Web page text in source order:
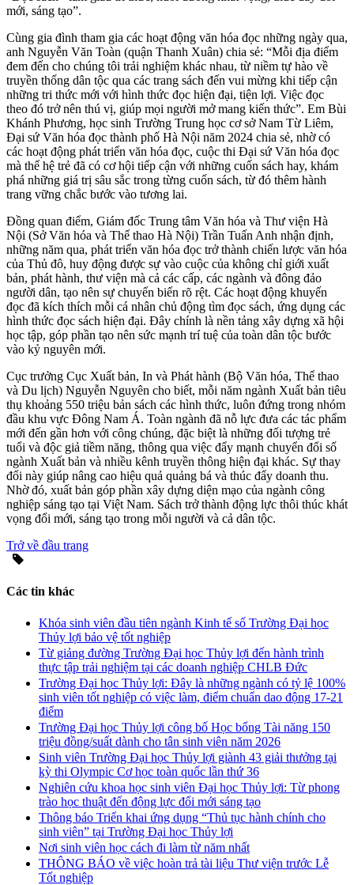
mới, sáng tạo”.
Cùng gia đình tham gia các hoạt động văn hóa đọc những ngày qua,
anh Nguyễn Văn Toàn (quận Thanh Xuân) chia sẻ: “Mỗi địa điểm
đem đến cho chúng tôi trải nghiệm khác nhau, từ niềm tự hào về
truyền thống dân tộc qua các trang sách đến vui mừng khi tiếp cận
những tri thức mới với hình thức đọc hiện đại, tiện lợi. Việc đọc
theo đó trở nên thú vị, giúp mọi người mở mang kiến thức”. Em Bùi
Khánh Phương, học sinh Trường Trung học cơ sở Nam Từ Liêm,
Đại sứ Văn hóa đọc thành phố Hà Nội năm 2024 chia sẻ, nhờ có
các hoạt động phát triển văn hóa đọc, cuộc thi Đại sứ Văn hóa đọc
mà thế hệ trẻ đã có cơ hội tiếp cận với những cuốn sách hay, khám
phá những giá trị sâu sắc trong từng cuốn sách, từ đó thêm hành
trang vững chắc bước vào tương lai.
Đồng quan điểm, Giám đốc Trung tâm Văn hóa và Thư viện Hà
Nội (Sở Văn hóa và Thể thao Hà Nội) Trần Tuấn Anh nhận định,
những năm qua, phát triển văn hóa đọc trở thành chiến lược văn hóa
của Thủ đô, huy động được sự vào cuộc của không chỉ giới xuất
bản, phát hành, thư viện mà cả các cấp, các ngành và đông đảo
người dân, tạo nên sự chuyển biến rõ rệt. Các hoạt động khuyến
đọc đã kích thích mỗi cá nhân chủ động tìm đọc sách, ứng dụng các
hình thức đọc sách hiện đại. Đây chính là nền tảng xây dựng xã hội
học tập, góp phần tạo nên sức mạnh trí tuệ của toàn dân tộc bước
vào kỷ nguyên mới.
Cục trưởng Cục Xuất bản, In và Phát hành (Bộ Văn hóa, Thể thao
và Du lịch) Nguyễn Nguyên cho biết, mỗi năm ngành Xuất bản tiêu
thụ khoảng 550 triệu bản sách các hình thức, luôn đứng trong nhóm
đầu khu vực Đông Nam Á. Toàn ngành đã nỗ lực đưa các tác phẩm
mới đến gần hơn với công chúng, đặc biệt là những đối tượng trẻ
tuổi và độc giả tiềm năng, thông qua việc đẩy mạnh chuyển đổi số
ngành Xuất bản và nhiều kênh truyền thông hiện đại khác. Sự thay
đổi này giúp nâng cao hiệu quả quảng bá và thúc đẩy doanh thu.
Nhờ đó, xuất bản góp phần xây dựng diện mạo của ngành công
nghiệp sáng tạo tại Việt Nam. Sách trở thành động lực thôi thúc khát
vọng đổi mới, sáng tạo trong mỗi người và cả dân tộc.
Trở về đầu trang
Các tin khác
Khóa sinh viên đầu tiên ngành Kinh tế số Trường Đại học
Thủy lợi bảo vệ tốt nghiệp
Từ giảng đường Trường Đại học Thủy lợi đến hành trình
thực tập trải nghiệm tại các doanh nghiệp CHLB Đức
Trường Đại học Thủy lợi: Đây là những ngành có tỷ lệ 100%
sinh viên tốt nghiệp có việc làm, điểm chuẩn dao động 17-21
điểm
Trường Đại học Thủy lợi công bố Học bổng Tài năng 150
triệu đồng/suất dành cho tân sinh viên năm 2026
Sinh viên Trường Đại học Thủy lợi giành 43 giải thưởng tại
kỳ thi Olympic Cơ học toàn quốc lần thứ 36
Nghiên cứu khoa học sinh viên Đại học Thủy lợi: Từ phong
trào học thuật đến động lực đổi mới sáng tạo
Thông báo Triển khai ứng dụng “Thủ tục hành chính cho
sinh viên” tại Trường Đại học Thủy lợi
Nơi sinh viên học cách đi làm từ năm nhất
THÔNG BÁO về việc hoàn trả tài liệu Thư viện trước Lễ
Tốt nghiệp